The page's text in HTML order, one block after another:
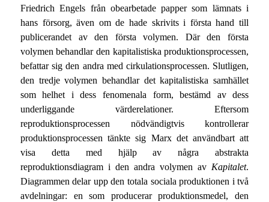
Friedrich Engels från obearbetade papper som lämnats i
hans försorg, även om de hade skrivits i första hand till
publicerandet av den första volymen. Där den första
volymen behandlar den kapitalistiska produktionsprocessen,
befattar sig den andra med cirkulationsprocessen. Slutligen,
den tredje volymen behandlar det kapitalistiska samhället
som helhet i dess fenomenala form, bestämd av dess
underliggande värderelationer. Eftersom
reproduktionsprocessen nödvändigtvis kontrollerar
produktionsprocessen tänkte sig Marx det användbart att
visa detta med hjälp av några abstrakta
reproduktionsdiagram i den andra volymen av Kapitalet.
Diagrammen delar upp den totala sociala produktionen i två
avdelningar: en som producerar produktionsmedel, den